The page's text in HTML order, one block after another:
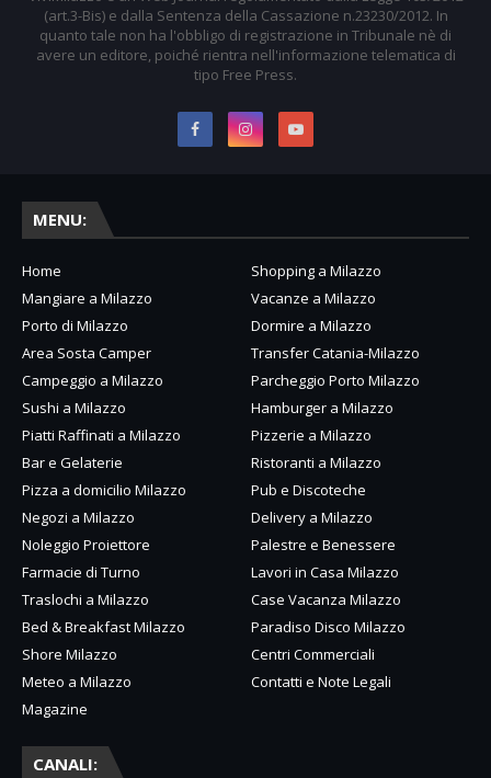
(art.3-Bis) e dalla Sentenza della Cassazione n.23230/2012. In
quanto tale non ha l'obbligo di registrazione in Tribunale nè di
avere un editore, poiché rientra nell'informazione telematica di
tipo Free Press.
MENU:
Home
Shopping a Milazzo
Mangiare a Milazzo
Vacanze a Milazzo
Porto di Milazzo
Dormire a Milazzo
Area Sosta Camper
Transfer Catania-Milazzo
Campeggio a Milazzo
Parcheggio Porto Milazzo
Sushi a Milazzo
Hamburger a Milazzo
Piatti Raffinati a Milazzo
Pizzerie a Milazzo
Bar e Gelaterie
Ristoranti a Milazzo
Pizza a domicilio Milazzo
Pub e Discoteche
Negozi a Milazzo
Delivery a Milazzo
Noleggio Proiettore
Palestre e Benessere
Farmacie di Turno
Lavori in Casa Milazzo
Traslochi a Milazzo
Case Vacanza Milazzo
Bed & Breakfast Milazzo
Paradiso Disco Milazzo
Shore Milazzo
Centri Commerciali
Meteo a Milazzo
Contatti e Note Legali
Magazine
CANALI: